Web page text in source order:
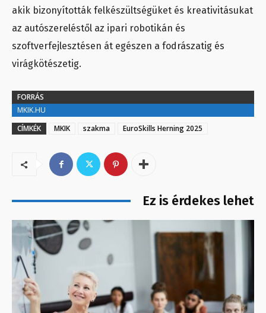
akik bizonyították felkészültségüket és kreativitásukat
az autószereléstől az ipari robotikán és
szoftverfejlesztésen át egészen a fodrászatig és
virágkötészetig.
FORRÁS
MKIK.HU
CÍMKÉK
MKIK szakma EuroSkills Herning 2025
Ez is érdekes lehet